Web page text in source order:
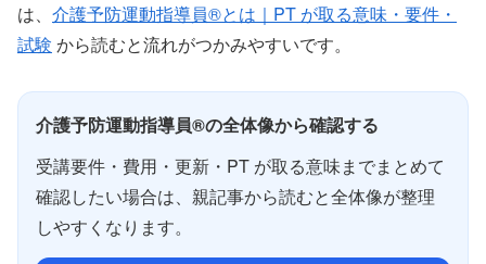
は、 介護予防運動指導員®とは｜PT が取る意味・要件・
試験 から読むと流れがつかみやすいです。
介護予防運動指導員®の全体像から確認する
受講要件・費用・更新・PT が取る意味までまとめて
確認したい場合は、親記事から読むと全体像が整理
しやすくなります。